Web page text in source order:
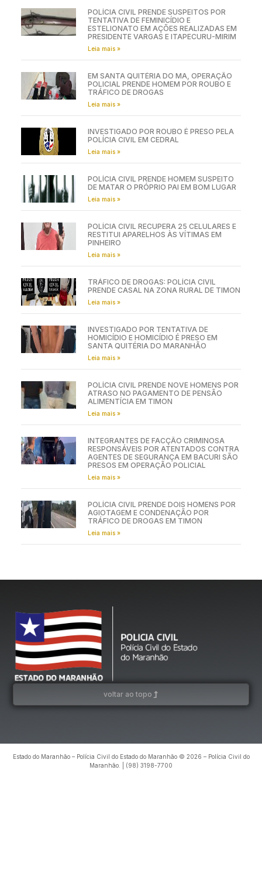
POLÍCIA CIVIL PRENDE SUSPEITOS POR
TENTATIVA DE FEMINICÍDIO E
ESTELIONATO EM AÇÕES REALIZADAS EM
PRESIDENTE VARGAS E ITAPECURU-MIRIM
Leia mais »
EM SANTA QUITÉRIA DO MA, OPERAÇÃO
POLICIAL PRENDE HOMEM POR ROUBO E
TRÁFICO DE DROGAS
Leia mais »
INVESTIGADO POR ROUBO É PRESO PELA
POLÍCIA CIVIL EM CEDRAL
Leia mais »
POLÍCIA CIVIL PRENDE HOMEM SUSPEITO
DE MATAR O PRÓPRIO PAI EM BOM LUGAR
Leia mais »
POLÍCIA CIVIL RECUPERA 25 CELULARES E
RESTITUI APARELHOS ÀS VÍTIMAS EM
PINHEIRO
Leia mais »
TRÁFICO DE DROGAS: POLÍCIA CIVIL
PRENDE CASAL NA ZONA RURAL DE TIMON
Leia mais »
INVESTIGADO POR TENTATIVA DE
HOMICÍDIO E HOMICÍDIO É PRESO EM
SANTA QUITÉRIA DO MARANHÃO
Leia mais »
POLÍCIA CIVIL PRENDE NOVE HOMENS POR
ATRASO NO PAGAMENTO DE PENSÃO
ALIMENTÍCIA EM TIMON
Leia mais »
INTEGRANTES DE FACÇÃO CRIMINOSA
RESPONSÁVEIS POR ATENTADOS CONTRA
AGENTES DE SEGURANÇA EM BACURI SÃO
PRESOS EM OPERAÇÃO POLICIAL
Leia mais »
POLÍCIA CIVIL PRENDE DOIS HOMENS POR
AGIOTAGEM E CONDENAÇÃO POR
TRÁFICO DE DROGAS EM TIMON
Leia mais »
voltar ao topo
Estado do Maranhão – Polícia Civil do Estado do Maranhão © 2026 – Polícia Civil do
Maranhão. | (98) 3198-7700